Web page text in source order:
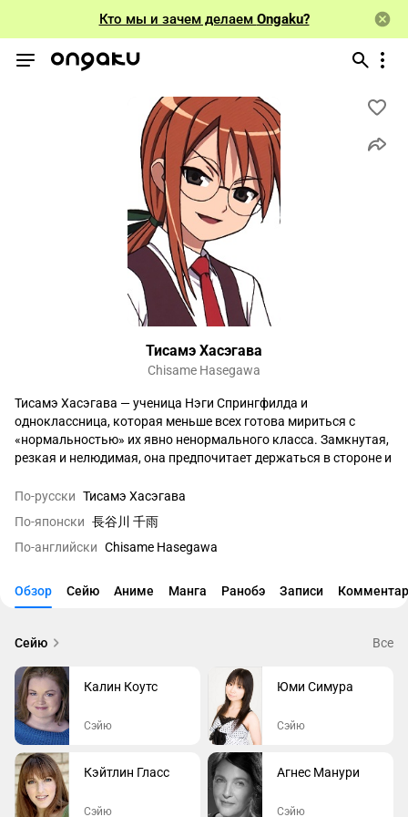
Кто мы и зачем делаем Ongaku?
Тисамэ Хасэгава
Chisame Hasegawa
Тисамэ Хасэгава — ученица Нэги Спрингфилда и
одноклассница, которая меньше всех готова мириться с
«нормальностью» их явно ненормального класса. Замкнутая,
резкая и нелюдимая, она предпочитает держаться в стороне и
бы не замечают: от странных «неуместных» учеников вроде
Чачамару и Маны до самого факта, что учителем работает
ребёнок. В реальной жизни Тисамэ избегает внимания и
общения, зато в сети чувствует себя как дома.
За закрытой дверью своей комнаты она превращается в Чиу
— популярного интернет-идола и косплеера. Тисамэ отлично
базы данных почти без усилий; познакомившись с магией, она
заключения Пактио с Нэги её артефакт «Сцептрум Виртуале»
позволяет буквально входить в киберпространство как в
физическую среду и «взламывать» системы изнутри, а также
менять образы, принимая различные косплей-наряды
интернет-идола. Ей помогают виртуальные «духи» — Кинча,
Ханпэ, Коння, Тикувафу, Нэги, Дайко и Сиратакэ, — но
способности завязаны на доступ к сети и технику: без
интернета или при разрядившемся ноутбуке её поддержка
По-русски Тисамэ Хасэгава
По-японски 長谷川 千雨
По-английски Chisame Hasegawa
Обзор Сейю Аниме Манга Ранобэ Записи
Сейю Все
Калин Коутс
Сэйю
Юми Симура
Сэйю
Кэйтлин Гласс
Сэйю
Агнес Манури
Сэйю